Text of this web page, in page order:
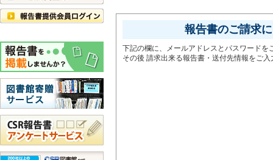
報告書のご請求
下記の欄に、メールアドレスとパスワード
その後 請求出来る報告書・送付先情報をご